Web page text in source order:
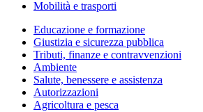
Mobilità e trasporti
Educazione e formazione
Giustizia e sicurezza pubblica
Tributi, finanze e contravvenzioni
Ambiente
Salute, benessere e assistenza
Autorizzazioni
Agricoltura e pesca